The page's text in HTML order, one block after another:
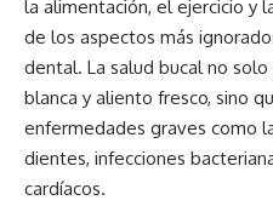
la alimentación, el ejercicio y
de los aspectos más
dental. La salud bucal no solo
blanca y aliento fresco, sino
enfermedades graves como
dientes, infecciones
cardíacos.